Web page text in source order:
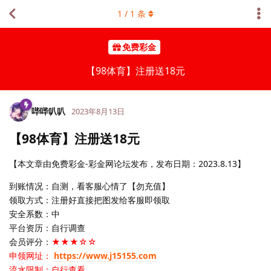
免费彩金
【98体育】注册送18元
1 / 1 条
哔哔叭叭 2023年8月13日
【98体育】注册送18元
【本文章由免费彩金-彩金网论坛发布，发布日期：2023.8.13】
到账情况：自测，看客服心情了【勿充值】
领取方式：注册好直接把图发给客服即领取
安全系数：中
平台资历：自行调查
会员评分： ★★★☆☆
申领网址： https://www.j15155.com